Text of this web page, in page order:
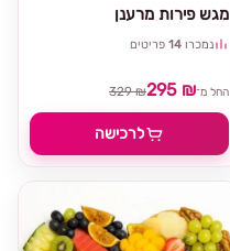
מגש פירות מרענן
נמכרו 14 פריטים
החל מ־295 ₪
329 ₪
לרכישה